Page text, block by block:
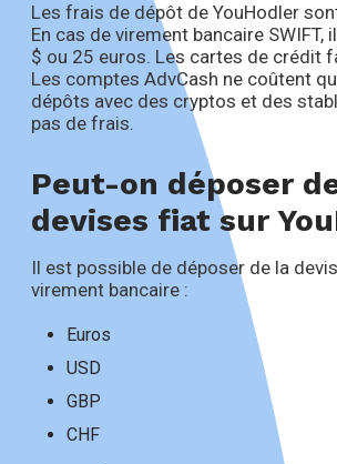
Les frais de dépôt de YouHodler
En cas de virement bancaire
$ ou 25 euros. Les cartes de crédit
Les comptes AdvCash ne coûtent
dépôts avec des cryptos et des
pas de frais.
Peut-on déposer
devises fiat sur
Il est possible de déposer de la
virement bancaire :
Euros
USD
GBP
CHF